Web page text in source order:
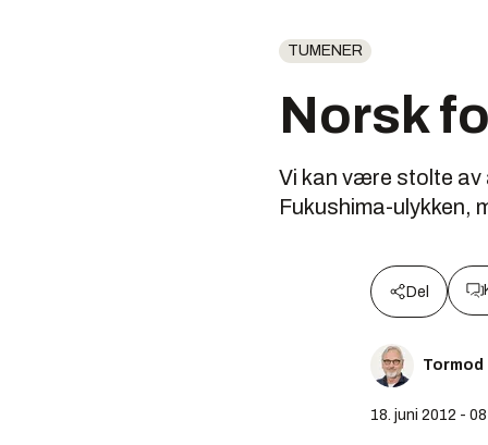
TUMENER
Norsk
Vi kan være stolte av
Fukushima-ulykken,
Del
Tormod
18. juni 2012 -